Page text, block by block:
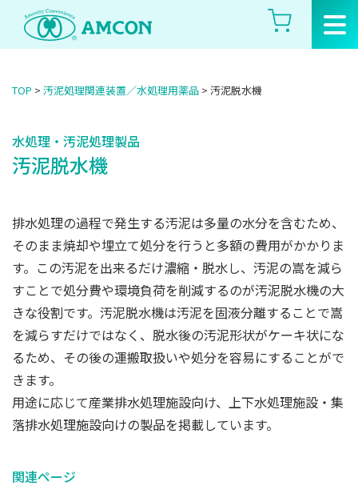
Skip
the
TOP > 汚泥処理関連装置／水処理用薬品 > 汚泥脱水機
水処理・汚泥処理製品
汚泥脱水機
排水処理の過程で発生する汚泥は多量の水分を含むため、
そのまま焼却や埋立て処分を行うと多額の費用がかかりま
す。この汚泥を出来るだけ濃縮・脱水し、汚泥の嵩を減ら
すことで処分費や環境負荷を削減するのが汚泥脱水機の大
きな役割です。汚泥脱水機は汚泥を固液分離することで嵩
を減らすだけではなく、脱水後の汚泥形状がケーキ状にな
るため、その後の運搬取扱いや処分を容易にすることがで
きます。
用途に応じて産業排水処理施設向け、上下水処理施設・集
落排水処理施設向けの製品を掲載しています。
関連ページ